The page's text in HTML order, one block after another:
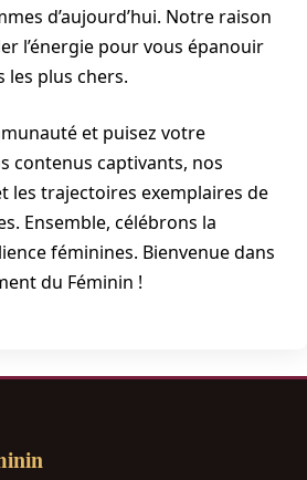
d’aujourd’hui. Notre raison
l’énergie pour vous épanouir
les plus chers.
et puisez votre
contenus captivants, nos
les trajectoires exemplaires de
Ensemble, célébrons la
féminines. Bienvenue dans
du Féminin !